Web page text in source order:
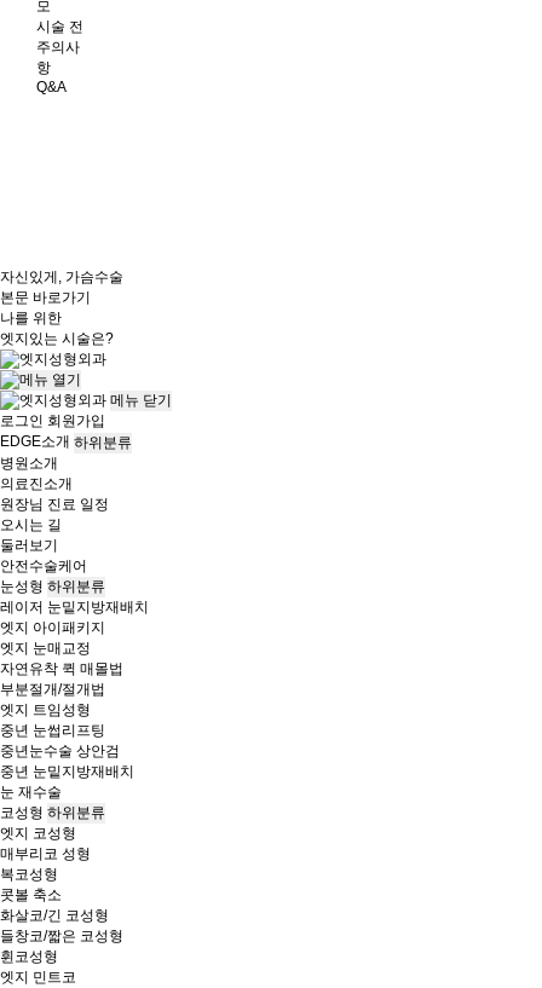
모
시술 전
주의사
항
Q&A
자신있게, 가슴수술
본문 바로가기
나를 위한
엣지 있는 시술은?
메뉴 닫기
로그인 회원가입
EDGE소개 하위분류
병원소개
의료진소개
원장님 진료 일정
오시는 길
둘러보기
안전수술케어
눈성형 하위분류
레이저 눈밑지방재배치
엣지 아이패키지
엣지 눈매교정
자연유착 퀵 매몰법
부분절개/절개법
엣지 트임성형
중년 눈썹리프팅
중년눈수술 상안검
중년 눈밑지방재배치
눈 재수술
코성형 하위분류
엣지 코성형
매부리코 성형
복코성형
콧볼 축소
화살코/긴 코성형
들창코/짧은 코성형
휜코성형
엣지 민트코